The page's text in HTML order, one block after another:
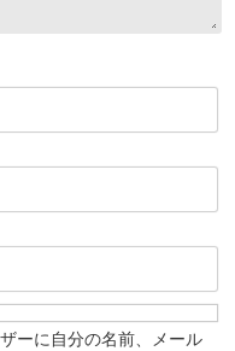
ーに自分の名前、メール